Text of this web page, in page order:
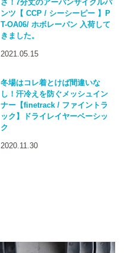
さ！7分丈のアーバンサイクルパ
ンツ【 CCP / シーシーピー 】P
T-OA06/ ホボレーパン 入荷して
きました。
2021.05.15
冬場はコレ着とけば間違いな
し！汗冷えを防ぐメッシュイン
ナー【finetrack / ファイントラ
ック】ドライレイヤーベーシッ
ク
2020.11.30